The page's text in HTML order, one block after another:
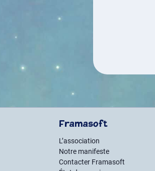
Framasoft
L’association
Notre manifeste
Contacter Framasoft